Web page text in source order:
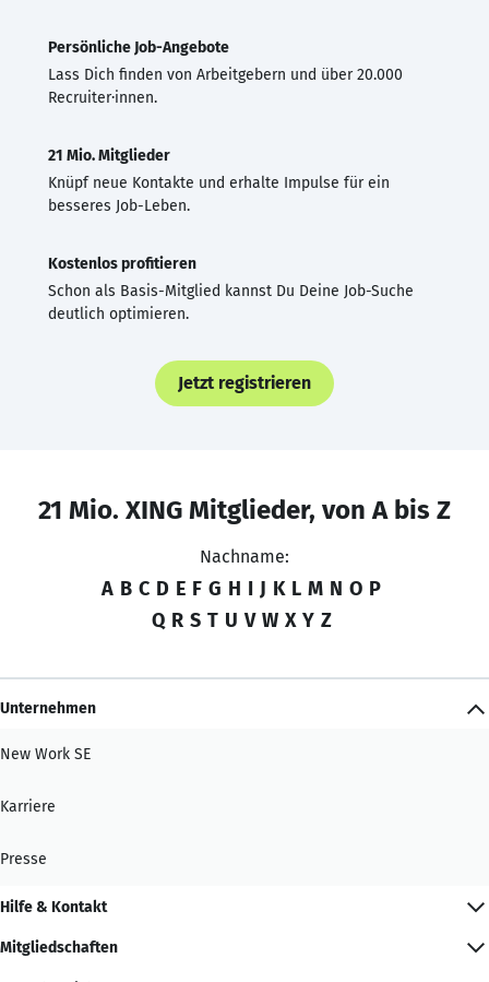
Persönliche Job-Angebote
Lass Dich finden von Arbeitgebern und über 20.000
Recruiter·innen.
21 Mio. Mitglieder
Knüpf neue Kontakte und erhalte Impulse für ein
besseres Job-Leben.
Kostenlos profitieren
Schon als Basis-Mitglied kannst Du Deine Job-Suche
deutlich optimieren.
Jetzt registrieren
21 Mio. XING Mitglieder, von A bis Z
Nachname:
A B C D E F G H I J K L M N O P
Q R S T U V W X Y Z
Unternehmen
New Work SE
Karriere
Presse
Hilfe & Kontakt
Mitgliedschaften